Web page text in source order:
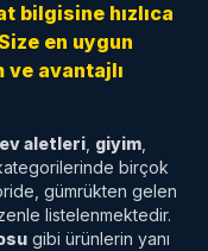
bilgisine hızlıca
en uygun
avantajlı
ev aletleri giyim
birçok
gümrükten gelen
listelenmektedir.
gibi ürünlerin yanı